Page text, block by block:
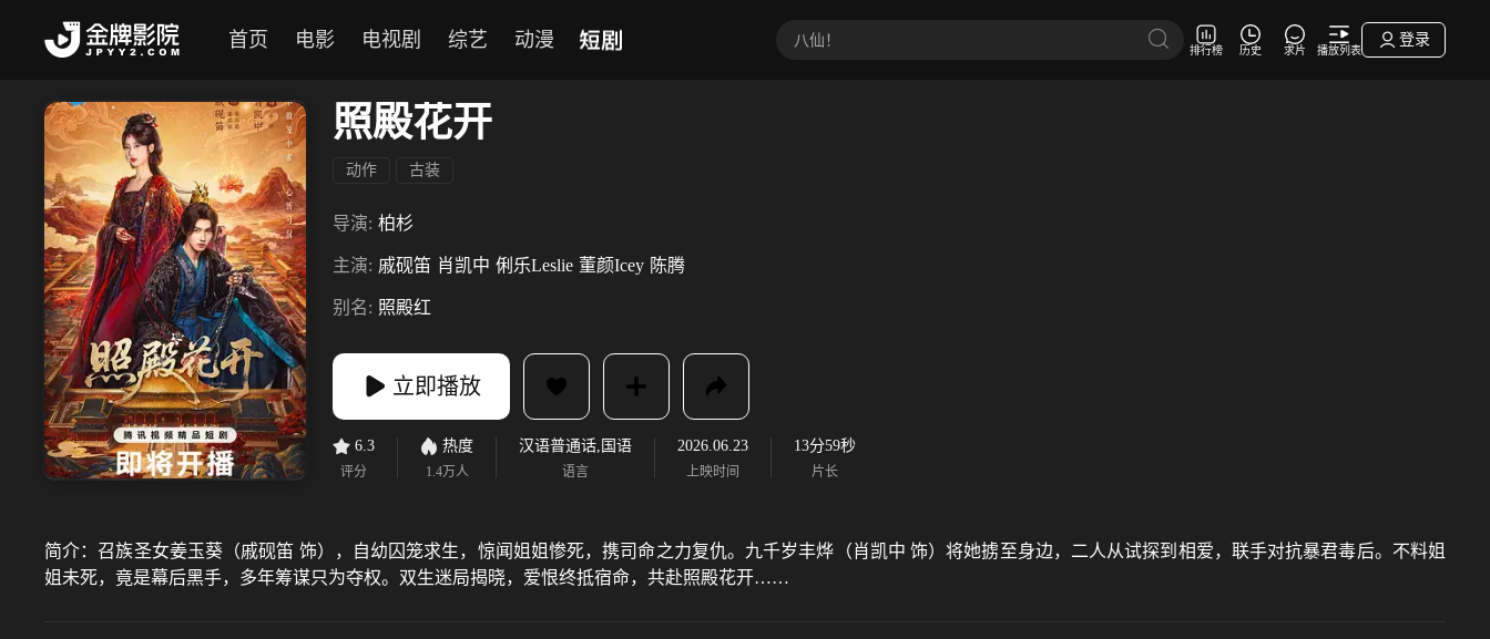
首页 电影 电视剧 综艺 动漫 短剧 排行榜 历史 求片 播放列表
登录
照殿花开
动作 古装
导演: 柏杉
主演: 戚砚笛 肖凯中 俐乐Leslie 董颜Icey 陈腾
别名: 照殿红
立即播放
6.3
评分
热度
1.4万人
汉语普通话,国语
语言
2026.06.23
上映时间
13分59秒
片长
简介：召族圣女姜玉葵（戚砚笛 饰），自幼囚笼求生，惊闻姐姐惨死，携司命之力复仇。九千岁丰烨（肖凯中 饰）将她掳至身边，二人从试探到相爱，联手对抗暴君毒后。不料姐
姐未死，竟是幕后黑手，多年筹谋只为夺权。双生迷局揭晓，爱恨终抵宿命，共赴照殿花开……